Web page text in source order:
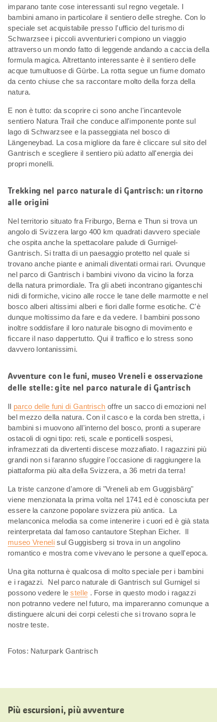
imparano tante cose interessanti sul regno vegetale. I
bambini amano in particolare il sentiero delle streghe. Con lo
speciale set acquistabile presso l'ufficio del turismo di
Schwarzsee i piccoli avventurieri compiono un viaggio
attraverso un mondo fatto di leggende andando a caccia della
formula magica. Altrettanto interessante è il sentiero delle
acque tumultuose di Gürbe. La rotta segue un fiume domato
da cento chiuse che sa raccontare molto della forza della
natura.
E non è tutto: da scoprire ci sono anche l'incantevole
sentiero Natura Trail che conduce all'imponente ponte sul
lago di Schwarzsee e la passeggiata nel bosco di
Längeneybad. La cosa migliore da fare è cliccare sul sito del
Gantrisch e scegliere il sentiero più adatto all'energia dei
propri monelli.
Trekking nel parco naturale di Gantrisch: un ritorno
alle origini
Nel territorio situato fra Friburgo, Berna e Thun si trova un
angolo di Svizzera largo 400 km quadrati davvero speciale
che ospita anche la spettacolare palude di Gurnigel-
Gantrisch. Si tratta di un paesaggio protetto nel quale si
trovano anche piante e animali diventati ormai rari. Ovunque
nel parco di Gantrisch i bambini vivono da vicino la forza
della natura primordiale. Tra gli abeti incontrano giganteschi
nidi di formiche, vicino alle rocce le tane delle marmotte e nel
bosco alberi altissimi alberi e fiori dalle forme esotiche. C'è
dunque moltissimo da fare e da vedere. I bambini possono
inoltre soddisfare il loro naturale bisogno di movimento e
ficcare il naso dappertutto. Qui il traffico e lo stress sono
davvero lontanissimi.
Avventure con le funi, museo Vreneli e osservazione
delle stelle: gite nel parco naturale di Gantrisch
Il parco delle funi di Gantrisch offre un sacco di emozioni nel
bel mezzo della natura. Con il casco e la corda ben stretta, i
bambini si muovono all'interno del bosco, pronti a superare
ostacoli di ogni tipo: reti, scale e ponticelli sospesi,
inframezzati da divertenti discese mozzafiato. I ragazzini più
grandi non si faranno sfuggire l'occasione di raggiungere la
piattaforma più alta della Svizzera, a 36 metri da terra!
La triste canzone d'amore di "Vreneli ab em Guggisbärg"
viene menzionata la prima volta nel 1741 ed è conosciuta per
essere la canzone popolare svizzera più antica. La
melanconica melodia sa come intenerire i cuori ed è già stata
reinterpretata dal famoso cantautore Stephan Eicher. Il
museo Vrenelisul Guggisberg si trova in un angolino
romantico e mostra come vivevano le persone a quell'epoca.
Una gita notturna è qualcosa di molto speciale per i bambini
e i ragazzi. Nel parco naturale di Gantrisch sul Gurnigel si
possono vedere lestelle . Forse in questo modo i ragazzi
non potranno vedere nel futuro, ma impareranno comunque a
distinguere alcuni dei corpi celesti che si trovano sopra le
nostre teste.
Fotos: Naturpark Gantrisch
Più escursioni, più avventure